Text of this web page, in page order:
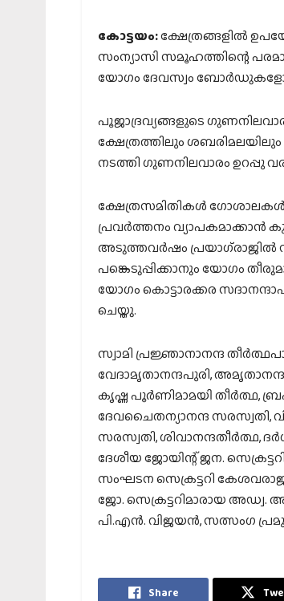
കോട്ടയം:ക്ഷേത്രങ്ങളില്‍
സംന്യാസി സമൂഹത്തിന്റെ
യോഗം ദേവസ്വം
പൂജാദ്രവ്യങ്ങളുടെ
ക്ഷേത്രത്തിലും
നടത്തി ഗുണനിലവാരം ഉറപ്പു
ക്ഷേത്രസമിതികള്‍
പ്രവര്‍ത്തനം
അടുത്തവര്‍ഷം പ്രയാഗ്‌രാജില്‍
പങ്കെടുപ്പിക്കാനും യോഗം
യോഗം കൊട്ടാരക്കര
ചെയ്തു.
സ്വാമി പ്രജ്ഞാനാനന്ദ
വേദാമൃതാനന്ദപുരി,
കൃഷ്ണ പൂര്‍ണിമാമയി തീര്‍ത്ഥ,
ദേവചൈതന്യാനന്ദ സരസ്വതി,
സരസ്വതി, ശിവാനന്ദതീര്‍ത്ഥ,
ദേശീയ ജോയിന്റ് ജന.
സംഘടന സെക്രട്ടറി
ജോ. സെക്രട്ടറിമാരായ അഡ്വ.
പി.എന്‍. വിജയന്‍, സത്സംഗ
Share